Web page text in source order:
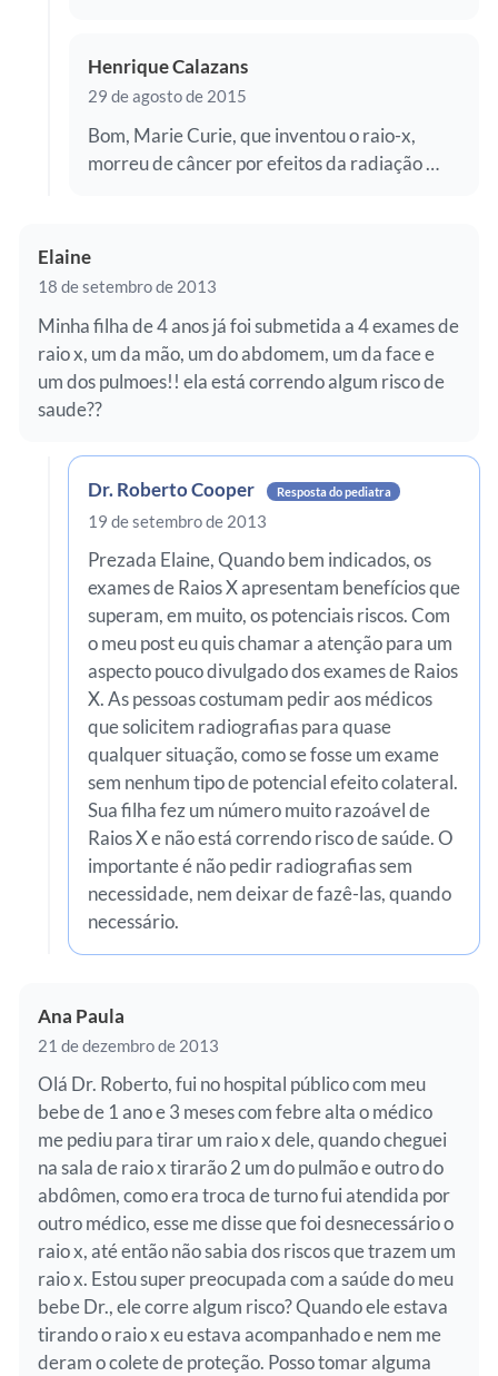
Henrique Calazans
29 de agosto de 2015
Bom, Marie Curie, que inventou o raio-x,
morreu de câncer por efeitos da radiação …
Elaine
18 de setembro de 2013
Minha filha de 4 anos já foi submetida a 4 exames de
raio x, um da mão, um do abdomem, um da face e
um dos pulmoes!! ela está correndo algum risco de
saude??
Dr. Roberto Cooper Resposta do pediatra
19 de setembro de 2013
Prezada Elaine, Quando bem indicados, os
exames de Raios X apresentam benefícios que
superam, em muito, os potenciais riscos. Com
o meu post eu quis chamar a atenção para um
aspecto pouco divulgado dos exames de Raios
X. As pessoas costumam pedir aos médicos
que solicitem radiografias para quase
qualquer situação, como se fosse um exame
sem nenhum tipo de potencial efeito colateral.
Sua filha fez um número muito razoável de
Raios X e não está correndo risco de saúde. O
importante é não pedir radiografias sem
necessidade, nem deixar de fazê-las, quando
necessário.
Ana Paula
21 de dezembro de 2013
Olá Dr. Roberto, fui no hospital público com meu
bebe de 1 ano e 3 meses com febre alta o médico
me pediu para tirar um raio x dele, quando cheguei
na sala de raio x tirarão 2 um do pulmão e outro do
abdômen, como era troca de turno fui atendida por
outro médico, esse me disse que foi desnecessário o
raio x, até então não sabia dos riscos que trazem um
raio x. Estou super preocupada com a saúde do meu
bebe Dr., ele corre algum risco? Quando ele estava
tirando o raio x eu estava acompanhado e nem me
deram o colete de proteção. Posso tomar alguma